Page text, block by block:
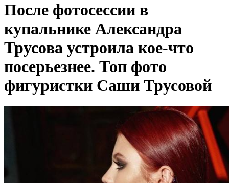
После фотосессии в
купальнике Александра
Трусова устроила кое-что
посерьезнее. Топ фото
фигуристки Саши Трусовой